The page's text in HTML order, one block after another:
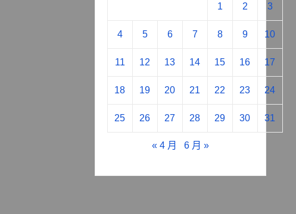
1 2 3
4 5 6 7 8 9 10
11 12 13 14 15 16 17
18 19 20 21 22 23 24
25 26 27 28 29 30 31
« 4 月 6 月 »